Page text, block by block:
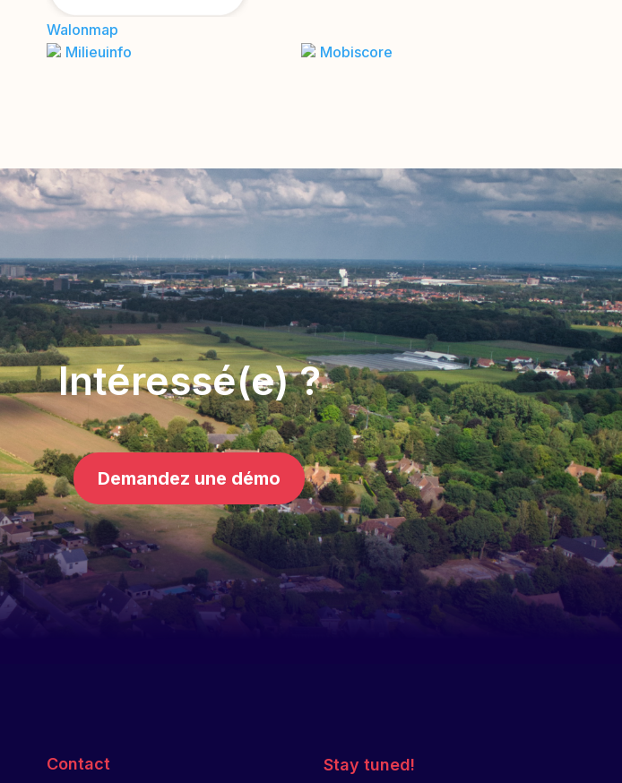
Walonmap
Milieuinfo
Mobiscore
Intéressé(e) ?
Demandez une démo
Contact Stay tuned!